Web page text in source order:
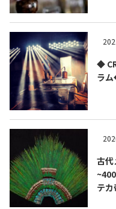
◆
ラ
古代
テ